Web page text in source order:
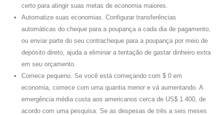
certo para atingir suas metas de economia maiores.
Automatize suas economias. Configurar transferências
automáticas do cheque para a poupança a cada dia de pagamento,
ou enviar parte do seu contracheque para a poupança por meio de
depósito direto, ajuda a eliminar a tentação de gastar dinheiro extra
em seu orçamento.
Comece pequeno. Se você está começando com $ 0 em
economia, comece com uma quantia menor e vá aumentando. A
emergência média custa aos americanos cerca de US$ 1.400, de
acordo com uma pesquisa. Se as despesas de três a seis meses